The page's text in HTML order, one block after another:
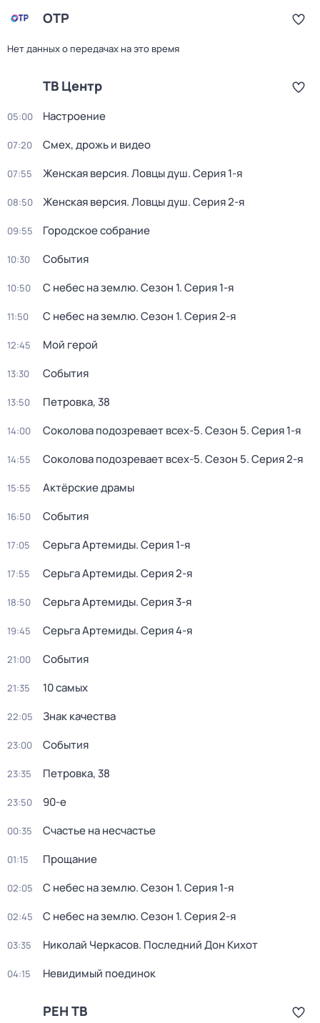
ОТР
Нет данных о передачах на это время
ТВ Центр
05:00 Настроение
07:20 Смех, дрожь и видео
07:55 Женская версия. Ловцы душ. Серия 1-я
08:50 Женская версия. Ловцы душ. Серия 2-я
09:55 Городское собрание
10:30 События
10:50 С небес на землю. Сезон 1. Серия 1-я
11:50 С небес на землю. Сезон 1. Серия 2-я
12:45 Мой герой
13:30 События
13:50 Петровка, 38
14:00 Соколова подозревает всех-5. Сезон 5. Серия 1-я
14:55 Соколова подозревает всех-5. Сезон 5. Серия 2-я
15:55 Актёрские драмы
16:50 События
17:05 Серьга Артемиды. Серия 1-я
17:55 Серьга Артемиды. Серия 2-я
18:50 Серьга Артемиды. Серия 3-я
19:45 Серьга Артемиды. Серия 4-я
21:00 События
21:35 10 самых
22:05 Знак качества
23:00 События
23:35 Петровка, 38
23:50 90-е
00:35 Счастье на несчастье
01:15 Прощание
02:05 С небес на землю. Сезон 1. Серия 1-я
02:45 С небес на землю. Сезон 1. Серия 2-я
03:35 Николай Черкасов. Последний Дон Кихот
04:15 Невидимый поединок
РЕН ТВ